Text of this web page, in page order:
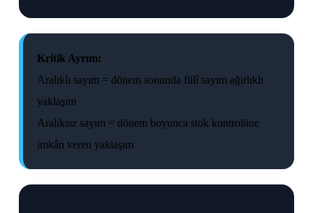
Kritik Ayrım:
Aralıklı sayım = dönem sonunda fiilî sayım ağırlıklı
yaklaşım
Aralıksız sayım = dönem boyunca stok kontrolüne
imkân veren yaklaşım